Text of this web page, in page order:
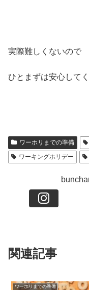
実際難しくないので
ひとまずは安心してく
ワーホリまでの準備
ワーキングホリデー
関連記事
ワーホリまでの準備